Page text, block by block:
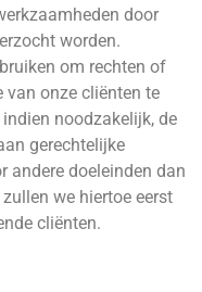
door
worden.
om rechten of
onze cliënten te
noodzakelijk, de
gerechtelijke
andere doeleinden dan
we hiertoe eerst
cliënten.